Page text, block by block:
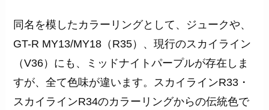
同名を模したカラーリングとして、ジュークや、
GT-R MY13/MY18（R35）、現行のスカイライン
（V36）にも、ミッドナイトパープルが存在しま
すが、全て色味が違います。スカイラインR33・
スカイラインR34のカラーリングからの伝統色で